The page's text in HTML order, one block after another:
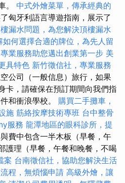
。 中式外燴菜單，傳承經典的
匈牙利語言導遊指南，展示了
漏水問題，為您解決頂樓漏水
如何選擇合適的牌位，為先人留
業服務助您邁出創業第一步 美
具特色 新竹徵信社，專業服務
公司（一般信息）旅行，如果
卡，請確保在預訂期間向我們指
和衝浪學校。 購買二手攤車，
施 筋絡按摩技術專班 台中整骨
服務 龍潭地區的眼科診所，提
費中包含一半木板（早餐，午
護理（早餐，午餐和晚餐，不喝
案 台南徵信社，協助您解決生活
程，無煩惱申請 高級外燴，讓